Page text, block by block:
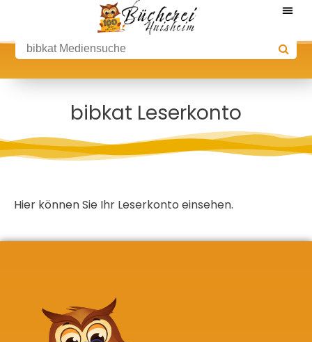
bibkat Leserkonto
Hier können Sie Ihr Leserkonto einsehen.